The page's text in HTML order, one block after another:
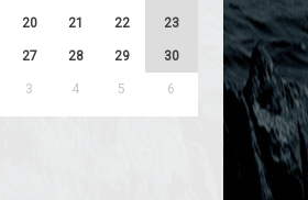
20 21 22 23
27 28 29 30
3 4 5 6